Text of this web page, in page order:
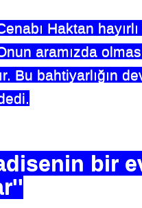
Haktan
aramızda
Bu bahtiyarlığın
bir